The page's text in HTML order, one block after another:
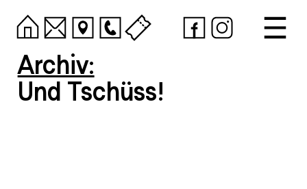
Archiv:
Und Tschüss!